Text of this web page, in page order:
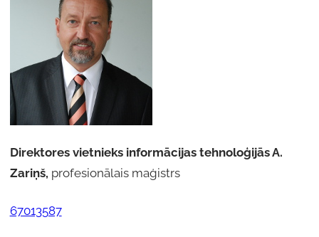
Direktores vietnieks informācijas tehnoloģijās A.
Zariņš, profesionālais maģistrs
67013587